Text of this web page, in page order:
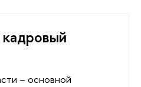
– основной